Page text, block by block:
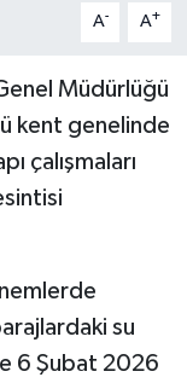
A- A+
Müdürlüğü
kent genelinde
çalışmaları
su
6 Şubat 2026